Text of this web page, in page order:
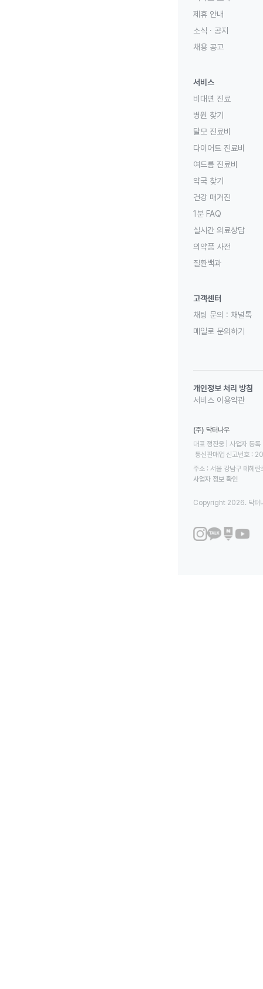
제휴 안내
소식 · 공지
채용 공고
서비스
비대면 진료
병원 찾기
탈모 진료비
다이어트 진료비
여드름 진료비
약국 찾기
건강 매거진
1분 FAQ
실시간 의료상담
의약품 사전
질환백과
고객센터
채팅 문의 : 채널톡
메일로 문의하기
개인정보 처리 방침
서비스 이용약관
(주) 닥터나우
대표 정진웅 | 사업자
통신판매업 신고번호
주소 : 서울 강남구 테헤
사업자 정보 확인
Copyright 2026. 닥터